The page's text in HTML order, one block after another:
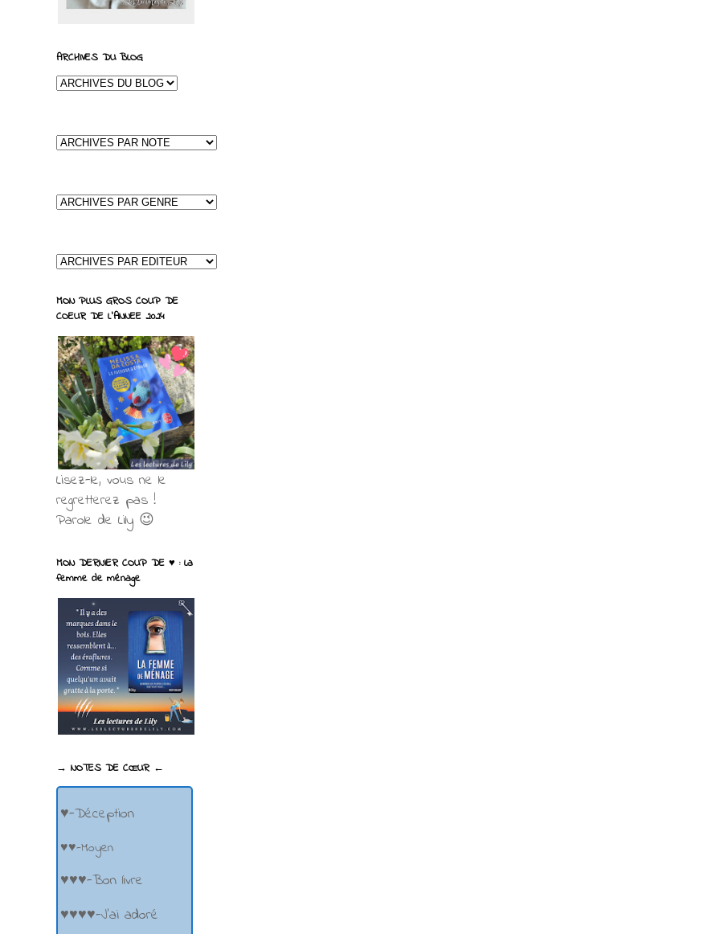
ARCHIVES DU BLOG
MON PLUS GROS COUP DE
COEUR DE L'ANNEE 2024
Lisez-le, vous ne le
regretterez pas !
Parole de Lily 😉
MON DERNIER COUP DE ♥ : La
femme de ménage
→ NOTES DE CŒUR ←
♥-Déception
♥♥-Moyen
♥♥♥-Bon livre
♥♥♥♥-J'ai adoré